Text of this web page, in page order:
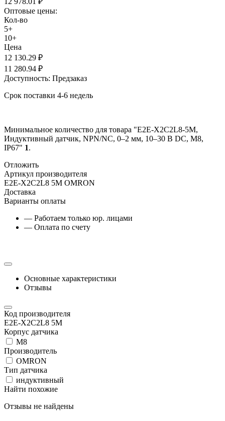
Оптовые цены:
Кол-во
5+
10+
Цена
12 130.29 ₽
11 280.94 ₽
Доступность: Предзаказ
Срок поставки 4-6 недель
Минимальное количество для товара "E2E-X2C2L8-5M,
Индуктивный датчик, NPN/NC, 0–2 мм, 10–30 В DC, М8,
IP67" 1.
Отложить
Артикул производителя
E2E-X2C2L8 5M OMRON
Доставка
Варианты оплаты
— Работаем только юр. лицами
— Оплата по счету
Основные характеристики
Отзывы
Код производителя
E2E-X2C2L8 5M
Корпус датчика
М8
Производитель
OMRON
Тип датчика
индуктивный
Найти похожие
Отзывы не найдены